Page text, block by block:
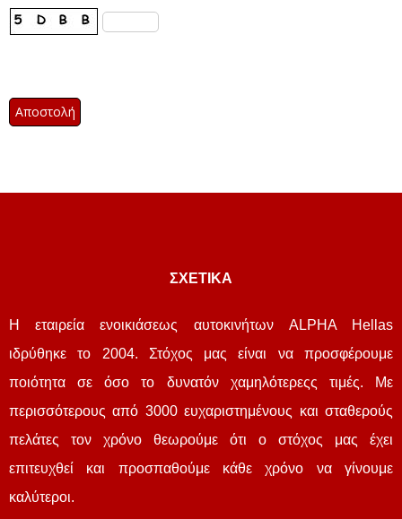
ΣΧΕΤΙΚΑ
Η εταιρεία ενοικιάσεως αυτοκινήτων ALPHA Hellas
ιδρύθηκε το 2004. Στόχος μας είναι να προσφέρουμε
ποιότητα σε όσο το δυνατόν χαμηλότερεςς τιμές. Με
περισσότερους από 3000 ευχαριστημένους και σταθερούς
πελάτες τον χρόνο θεωρούμε ότι ο στόχος μας έχει
επιτευχθεί και προσπαθούμε κάθε χρόνο να γίνουμε
καλύτεροι.